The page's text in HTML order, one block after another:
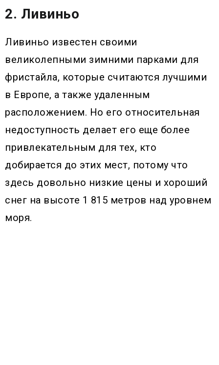
2. Ливиньо
Ливиньо известен своими
великолепными зимними парками для
фристайла, которые считаются лучшими
в Европе, а также удаленным
расположением. Но его относительная
недоступность делает его еще более
привлекательным для тех, кто
добирается до этих мест, потому что
здесь довольно низкие цены и хороший
снег на высоте 1 815 метров над уровнем
моря.